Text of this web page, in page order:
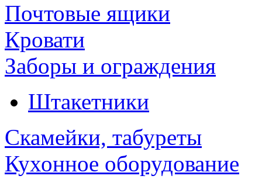
Почтовые ящики
Кровати
Заборы и ограждения
Штакетники
Скамейки, табуреты
Кухонное оборудование